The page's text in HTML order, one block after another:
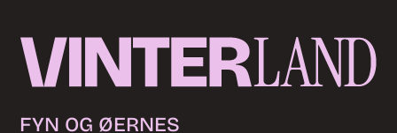
FYN OG ØERNES